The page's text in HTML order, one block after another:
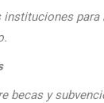
instituciones
becas y